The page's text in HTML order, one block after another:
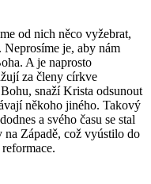
od nich něco vyžebrat,
je, aby nám
A je naprosto
za členy církve
snaží Krista odsunout
někoho jiného. Takový
a svého času se stal
Západě, což vyústilo do